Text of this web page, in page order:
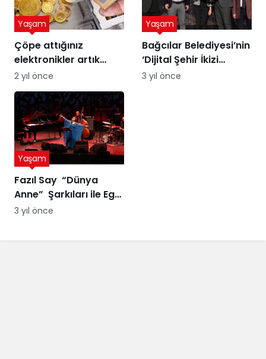
Çöpe attığınız
elektronikler artık
altına dönüşebilir!
Üstelik peynir altı
suyuyla
Yaşam
2 yıl önce
Bağcılar Belediyesi’nin
‘Dijital Şehir İkizi
Sürdürülebilir Şehir
Yaşam
3 yıl önce
Fazıl Say “Dünya
Anne” Şarkıları ile Ege
Turnesi’nde
Yaşam
3 yıl önce